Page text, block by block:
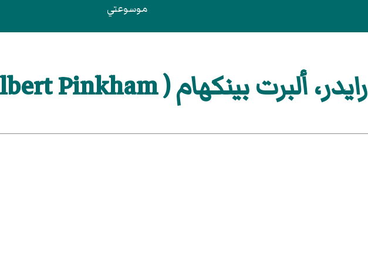
موسوعتي
رايدر، ألبرت بينكهام ( Ryder, Albert Pinkham )